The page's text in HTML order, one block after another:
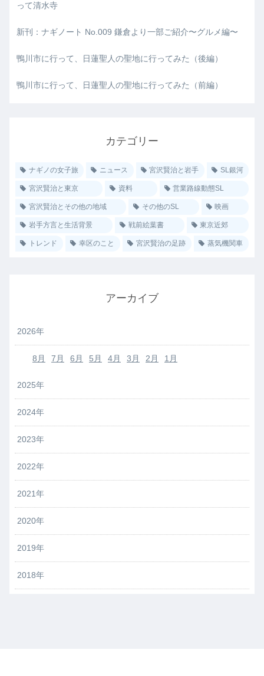
って清水寺
新刊：ナギノート No.009 鎌倉より一部ご紹介〜グルメ編〜
鴨川市に行って、日蓮聖人の聖地に行ってみた（後編）
鴨川市に行って、日蓮聖人の聖地に行ってみた（前編）
カテゴリー
ナギノの女子旅 ニュース 宮沢賢治と岩手 SL銀河
宮沢賢治と東京 資料 営業路線動態SL
宮沢賢治とその他の地域 その他のSL 映画
岩手方言と生活背景 戦前絵葉書 東京近郊
トレンド 幸区のこと 宮沢賢治の足跡 蒸気機関車
アーカイブ
2026年
8月 7月 6月 5月 4月 3月 2月 1月
2025年
2024年
2023年
2022年
2021年
2020年
2019年
2018年